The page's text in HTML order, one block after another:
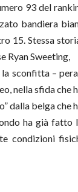
93 del
bandiera
15. Stessa
Ryan Sweeting,
sconfitta –
nella sfida che
dalla belga che
ha già
condizioni